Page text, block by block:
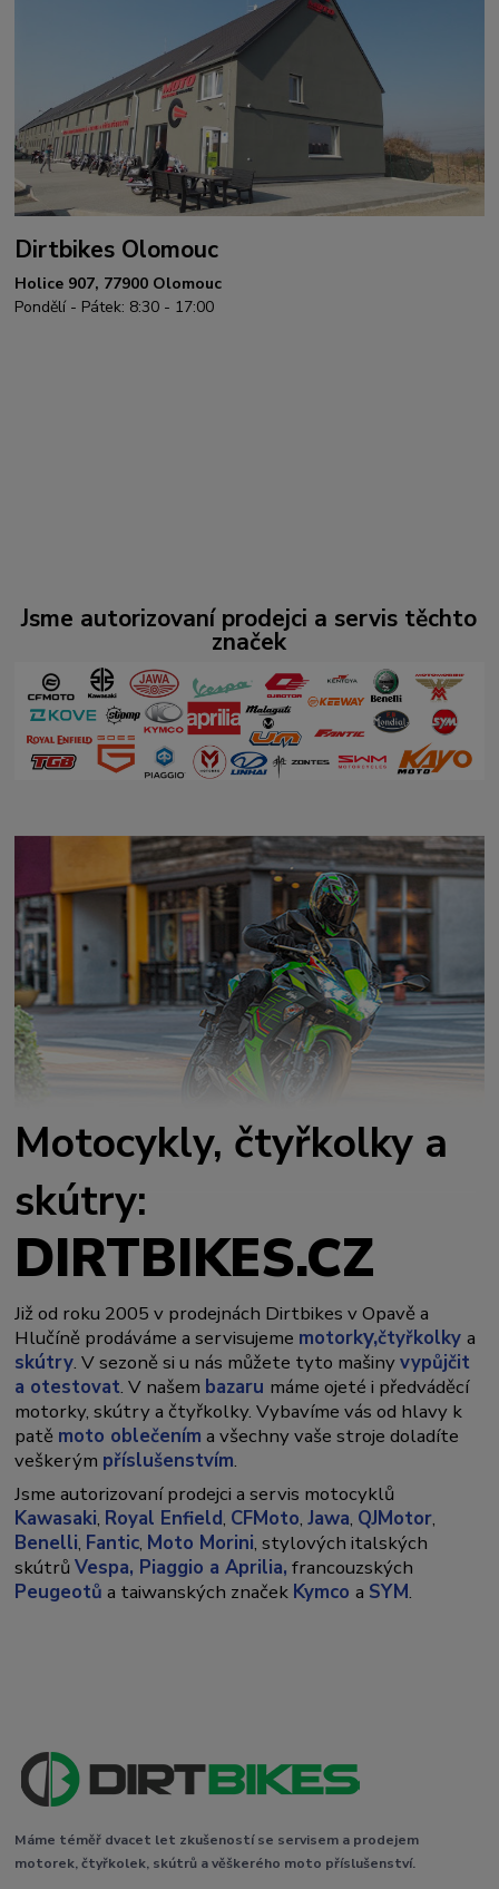
Dirtbikes Olomouc
Holice 907, 77900 Olomouc
Pondělí - Pátek: 8:30 - 17:00
Jsme autorizovaní prodejci a servis těchto
značek
Motocykly, čtyřkolky a
skútry:
DIRTBIKES.CZ
Již od roku 2005 v prodejnách Dirtbikes v Opavě a
Hlučíně prodáváme a servisujeme motorky,čtyřkolkya
skútry. V sezoně si u nás můžete tyto mašinyvypůjčit
a otestovat. V našem bazaru máme ojeté i předváděcí
motorky, skútry a čtyřkolky. Vybavíme vás od hlavy k
patě moto oblečením a všechny vaše stroje doladíte
veškerým příslušenstvím.
Jsme autorizovaní prodejci a servis motocyklů
Kawasaki, Royal Enfield, CFMoto,Jawa, QJMotor,
Benelli, Fantic, Moto Morini, stylových italských
skútrůVespa, Piaggio a Aprilia, francouzských
Peugeotů a taiwanských značek Kymcoa SYM.
Máme téměř dvacet let zkušeností se servisem a prodejem
motorek, čtyřkolek, skútrů a věškerého moto příslušenství.